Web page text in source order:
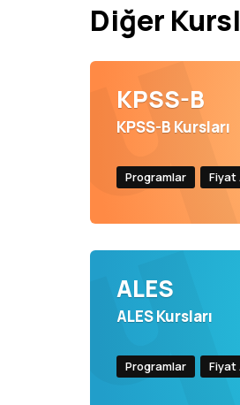
Diğer
KPSS-B
KPSS-B Kursları
Programlar Fiyat
ALES
ALES Kursları
Programlar Fiyat